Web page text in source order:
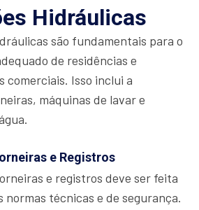
Hidráulicas
são fundamentais para o
de residências e
comerciais. Isso inclui a
máquinas de lavar e
e Registros
e registros deve ser feita
normas técnicas e de segurança.